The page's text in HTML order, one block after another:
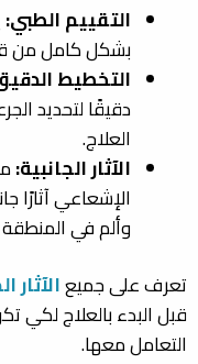
التقييم الطبي:
بشكل كامل من
التخطيط
دقيقًا لتحديد
العلاج.
الآثار الجانبية:
الإشعاعي آثارًا
وألم في
تعرف على جميع
قبل البدء بالعلاج لكي
التعامل معها.